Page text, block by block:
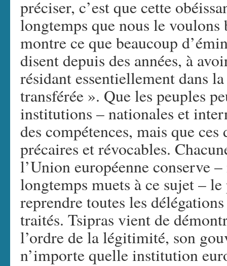
préciser, c’est que cette
longtemps que nous le voulons
montre ce que beaucoup
disent depuis des années, à
résidant essentiellement dans
transférée ». Que les peuples
institutions – nationales et
des compétences, mais que
précaires et révocables.
l’Union européenne conserve
longtemps muets à ce sujet –
reprendre toutes les
traités. Tsipras vient de
l’ordre de la légitimité, son
n’importe quelle institution